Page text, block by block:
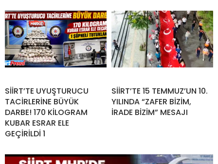
SİİRT’TE UYUŞTURUCU
TACİRLERİNE BÜYÜK
DARBE! 170 KİLOGRAM
KUBAR ESRAR ELE
GEÇİRİLDİ 1
SİİRT’TE 15 TEMMUZ’UN 10.
YILINDA “ZAFER BİZİM,
İRADE BİZİM” MESAJI